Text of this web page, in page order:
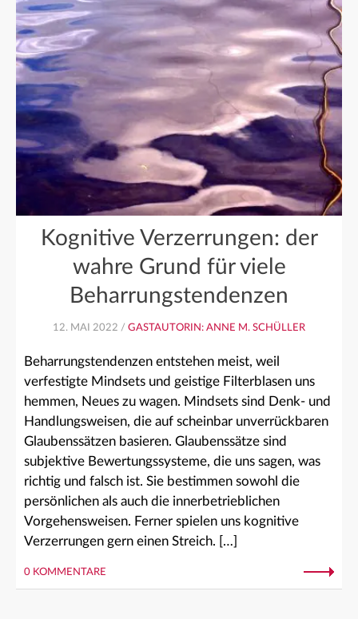
Kognitive Verzerrungen: der
wahre Grund für viele
Beharrungstendenzen
12. MAI 2022 / GASTAUTORIN: ANNE M. SCHÜLLER
Beharrungstendenzen entstehen meist, weil
verfestigte Mindsets und geistige Filterblasen uns
hemmen, Neues zu wagen. Mindsets sind Denk- und
Handlungsweisen, die auf scheinbar unverrückbaren
Glaubenssätzen basieren. Glaubenssätze sind
subjektive Bewertungssysteme, die uns sagen, was
richtig und falsch ist. Sie bestimmen sowohl die
persönlichen als auch die innerbetrieblichen
Vorgehensweisen. Ferner spielen uns kognitive
Verzerrungen gern einen Streich. […]
0 KOMMENTARE